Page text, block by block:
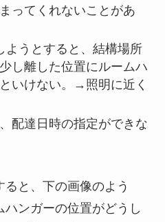
ってくれないことがあ
ようとすると、結構場所
し離した位置にルームハ
いけない。→照明に近く
配達日時の指定ができな
と、下の画像のよう
ンガーの位置がどうし